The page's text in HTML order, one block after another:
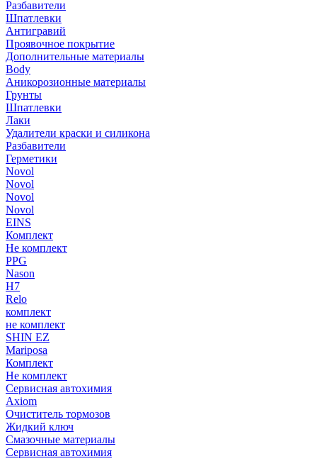
Разбавители
Шпатлевки
Антигравий
Проявочное покрытие
Дополнительные материалы
Body
Аникорозионные материалы
Грунты
Шпатлевки
Лаки
Удалители краски и силикона
Разбавители
Герметики
Novol
Novol
Novol
Novol
EINS
Комплект
Не комплект
PPG
Nason
H7
Relo
комплект
не комплект
SHIN EZ
Mariposa
Комплект
Не комплект
Сервисная автохимия
Axiom
Очиститель тормозов
Жидкий ключ
Смазочные материалы
Сервисная автохимия